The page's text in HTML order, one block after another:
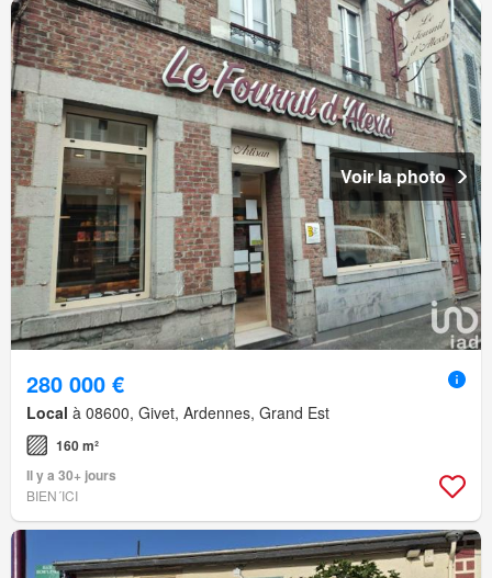
Voir la photo
280 000 €
Local à 08600, Givet, Ardennes, Grand Est
160 m²
Il y a 30+ jours
BIEN´ICI